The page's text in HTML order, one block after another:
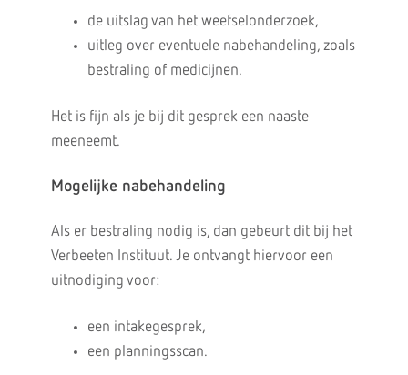
de uitslag van het weefselonderzoek,
uitleg over eventuele nabehandeling, zoals
bestraling of medicijnen.
Het is fijn als je bij dit gesprek een naaste
meeneemt.
Mogelijke nabehandeling
Als er bestraling nodig is, dan gebeurt dit bij het
Verbeeten Instituut. Je ontvangt hiervoor een
uitnodiging voor:
een intakegesprek,
een planningsscan.